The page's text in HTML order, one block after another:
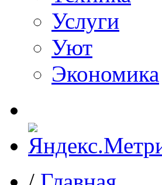
Услуги
Уют
Экономика